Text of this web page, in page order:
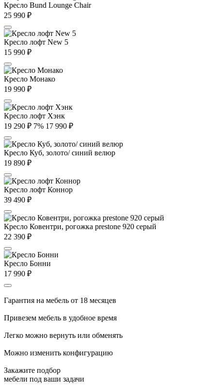
Кресло Bund Lounge Chair
25 990 ₽
Кресло лофт New 5
15 990 ₽
Кресло Монако
19 990 ₽
Кресло лофт Хэнк
19 290 ₽ 7% 17 990 ₽
Кресло Куб, золото/ синий велюр
19 890 ₽
Кресло лофт Коннор
39 490 ₽
Кресло Ковентри, рогожка prestone 920 серый
22 390 ₽
Кресло Бонни
17 990 ₽
Гарантия на мебель от 18 месяцев
Привезем мебель в удобное время
Легко можно вернуть или обменять
Можно изменить конфигурацию
Закажите подбор
мебели под ваши задачи